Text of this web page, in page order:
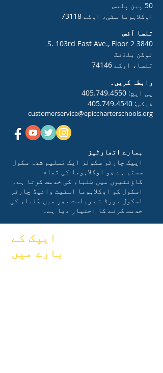
50 پین پلیس
اوکلاہوما سٹی، اوکے 73118
تلسا آفس
3840 S. 103rd East Ave., Floor 2
لوگن بلڈنگ
تلسا، اوکے 74146
رابطہ کریں۔
پی ایچ: 405.749.4550
فیکس: 405.749.4540
customerservice@epiccharterschools.org
ہمارے اتھارٹیز
ایپک چارٹر سکولز ایک تسلیم شدہ سکول
سسٹم ہے جو اوکلاہوما کی تمام
کاؤنٹیوں میں طلباء کی خدمت کرتا ہے۔
اسکول کو اوکلاہوما اسٹیٹ وائیڈ چارٹر
اسکول بورڈ نے ریاست بھر میں طلباء کی
خدمت کرنے کا اختیار دیا ہے۔
ایپک کے
بارے میں